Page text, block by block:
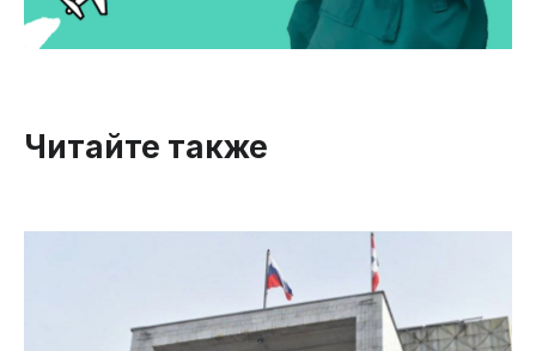
Читайте также